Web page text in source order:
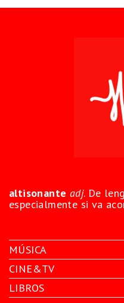
altisonante adj. De
especialmente si va
MÚSICA
CINE&TV
LIBROS